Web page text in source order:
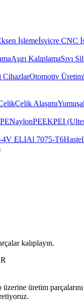
İşlemeİsviçre CNC
Aşırı KalıplamaSıvı
CihazlarOtomotiv Üretimi
Çelik Alaşımı
NaylonPEEKPEI
4V ELIAl 7075-T6
kalıplayın.
üretim